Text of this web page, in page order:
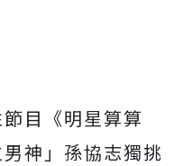
目《明星算算
神」孫協志獨挑